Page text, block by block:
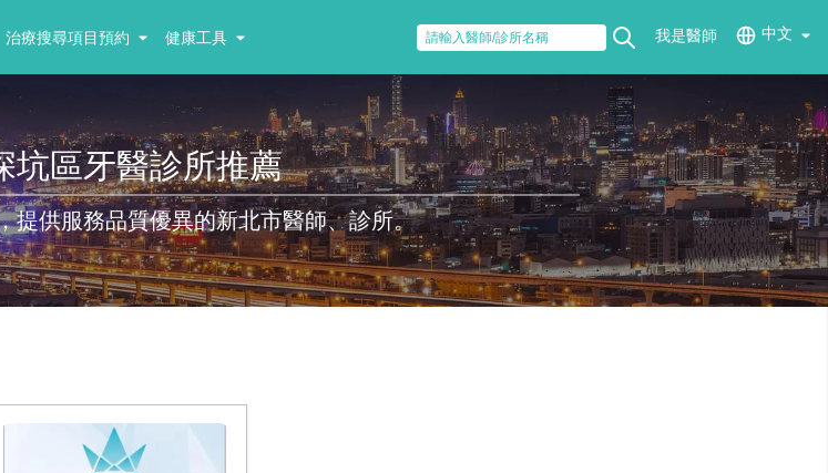
治療搜尋項目預約 健康工具 我是醫師 中文
坑區牙醫診所推薦
提供服務品質優異的新北市醫師、診所。